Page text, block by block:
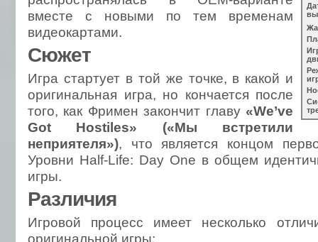
вместе с новыми по тем временам
видеокартами.
Сюжет
Игра стартует в той же точке, в какой и
оригинальная игра, но кончается после
того, как Фримен закончит главу «We’ve
Got Hostiles» («Мы встретили
неприятеля»), что является концом
Уровни Half-Life: Day One в общем
игры.
Различия
Игровой процесс имеет несколько
оригинальной игры: